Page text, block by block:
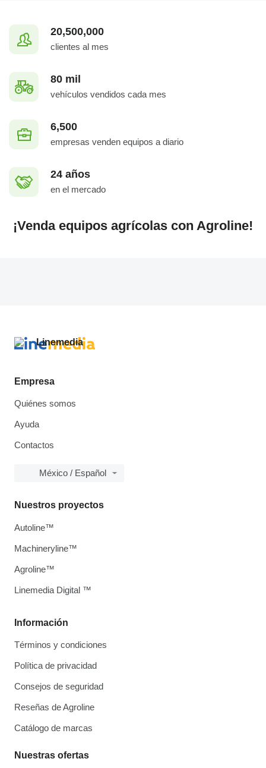
20,500,000
clientes al mes
80 mil
vehículos vendidos cada mes
6,500
empresas venden equipos a diario
24 años
en el mercado
¡Venda equipos agrícolas con Agroline!
Empresa
Quiénes somos
Ayuda
Contactos
México / Español
Información
Términos y condiciones
Política de privacidad
Consejos de seguridad
Reseñas de Agroline
Catálogo de marcas
Nuestras ofertas
Nuestros proyectos
Autoline™
Machineryline™
Agroline™
Linemedia Digital ™